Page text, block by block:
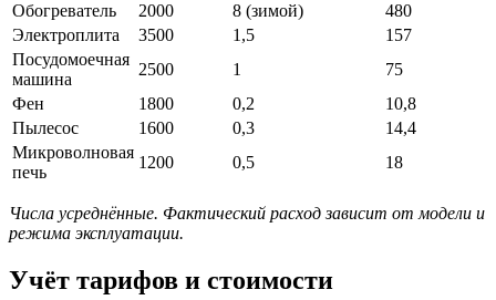
Обогреватель
2000 8 (зимой)
480
Электроплита
3500 1,5
157
Посудомоечная
машина
2500 1
75
Фен
1800 0,2
10,8
Пылесос
1600 0,3
14,4
Микроволновая
печь
1200 0,5 18
Числа усреднённые. Фактический расход зависит от модели и
режима эксплуатации.
Учёт тарифов и стоимости